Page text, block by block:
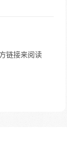
链接来阅读